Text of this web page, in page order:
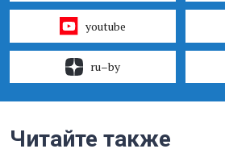
youtube
ru–by
Читайте также